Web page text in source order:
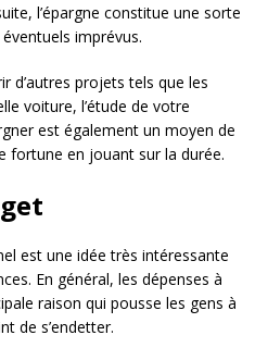
l’épargne constitue une sorte
imprévus.
d’autres projets tels que les
voiture, l’étude de votre
est également un moyen de
fortune en jouant sur la durée.
est une idée très intéressante
En général, les dépenses à
raison qui pousse les gens à
de s’endetter.